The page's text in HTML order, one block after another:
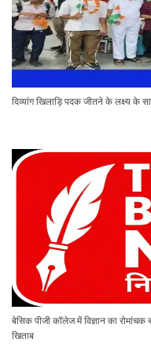
दिव्यांग खिलाड़ि पदक जीतने के लक्ष्य के
बेसिक पीजी कॉलेज में विज्ञान का
खिताब